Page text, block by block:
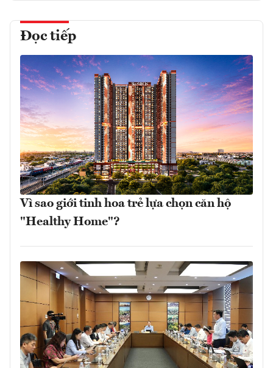
Đọc tiếp
Vì sao giới tinh hoa trẻ lựa chọn căn hộ
"Healthy Home"?